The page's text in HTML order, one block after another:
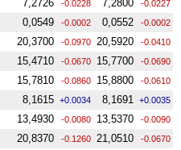
7,2726 -0.0228 7,2800 -0.0227
0,0549 -0.0002 0,0552 -0.0002
20,3700 -0.0970 20,5920 -0.0410
15,4710 -0.0670 15,7700 -0.0690
15,7810 -0.0860 15,8800 -0.0610
8,1615 +0.0034 8,1691 +0.0035
13,4930 -0.0080 13,5370 -0.0090
20,8370 -0.1260 21,0510 -0.0670